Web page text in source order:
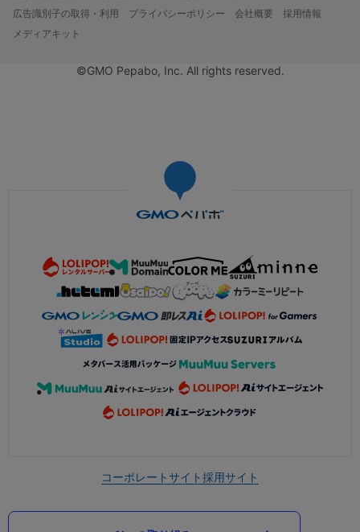
広告識別子の取得・利用
プライバシーポリシー 会社概要
採用情報
メディアキット
©GMO Pepabo, Inc. All rights reserved.
コーポレートサイト採用サイト